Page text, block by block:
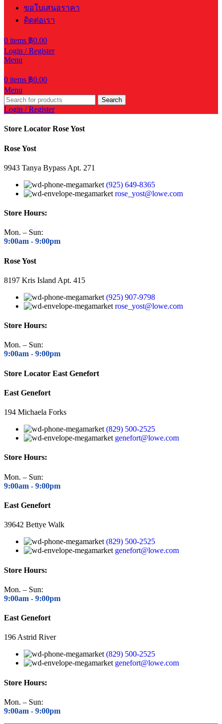
ขอใบเสนอราคา
ติดต่อเรา
0 items ฿0.00
Login / Register
Menu
0 items ฿0.00
Menu
Search
Login / Register
Store Locator Rose Yost
Rose Yost
9943 Tanya Bypass Apt. 271
(925) 649-8365
rose_yost@lowe.com
Store Hours:
Mon. – Sun:
9:00am - 9:00pm
Rose Yost
8197 Kris Island Apt. 415
(925) 907-9798
rose_yost@lowe.com
Store Hours:
Mon. – Sun:
9:00am - 9:00pm
Store Locator East Genefort
East Genefort
194 Michaela Forks
(829) 500-2525
genefort@lowe.com
Store Hours:
Mon. – Sun:
9:00am - 9:00pm
East Genefort
39642 Bettye Walk
(829) 500-2525
genefort@lowe.com
Store Hours:
Mon. – Sun:
9:00am - 9:00pm
East Genefort
196 Astrid River
(829) 500-2525
genefort@lowe.com
Store Hours:
Mon. – Sun:
9:00am - 9:00pm